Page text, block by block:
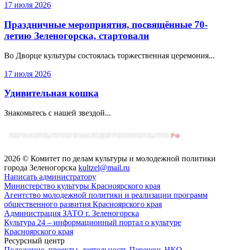
17 июля 2026
Праздничные мероприятия, посвящённые 70-
летию Зеленогорска, стартовали
Во Дворце культуры состоялась торжественная церемония...
17 июля 2026
Удивительная кошка
Знакомьтесь с нашей звездой...
2026 © Комитет по делам культуры и молодежной политики
города Зеленогорска kultzel@mail.ru
Написать администратору
Министерство культуры Красноярского края
Агентство молодежной политики и реализации программ
общественного развития Красноярского края
Администрация ЗАТО г. Зеленогорска
Культура 24 – информационный портал о культуре
Красноярского края
Ресурсный центр